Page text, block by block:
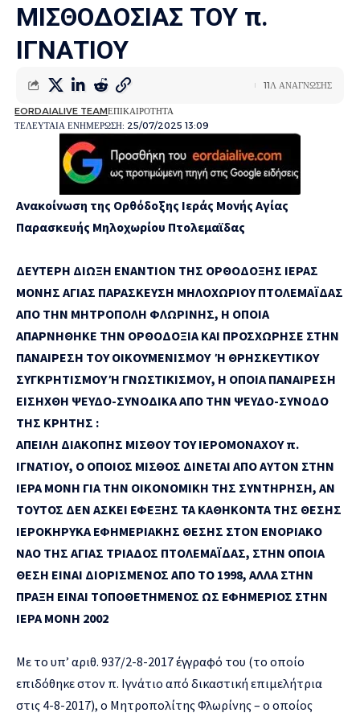
ΜΙΣΘΟΔΟΣΙΑΣ ΤΟΥ π.
ΙΓΝΑΤΙΟΥ
ΤΕΛΕΥΤΑΙΑ ΕΝΗΜΕΡΩΣΗ: 25/07/2025 13:09
EORDAIALIVE TEAMΕΠΙΚΑΙΡΟΤΗΤΑ
11Λ ΑΝΑΓΝΩΣΗΣ
Ανακοίνωση της Ορθόδοξης Ιεράς Μονής Αγίας
Παρασκευής Μηλοχωρίου Πτολεμαϊδας
ΔΕΥΤΕΡΗ ΔΙΩΞΗ ΕΝΑΝΤΙΟΝ ΤΗΣ ΟΡΘΟΔΟΞΗΣ ΙΕΡΑΣ
ΜΟΝΗΣ ΑΓΙΑΣ ΠΑΡΑΣΚΕΥΣΗ ΜΗΛΟΧΩΡΙΟΥ ΠΤΟΛΕΜΑΪΔΑΣ
ΑΠΟ ΤΗΝ ΜΗΤΡΟΠΟΛΗ ΦΛΩΡΙΝΗΣ, Η ΟΠΟΙΑ
ΑΠΑΡΝΗΘΗΚΕ ΤΗΝ ΟΡΘΟΔΟΞΙΑ ΚΑΙ ΠΡΟΣΧΩΡΗΣΕ ΣΤΗΝ
ΠΑΝΑΙΡΕΣΗ ΤΟΥ ΟΙΚΟΥΜΕΝΙΣΜΟΥ Ή ΘΡΗΣΚΕΥΤΙΚΟΥ
ΣΥΓΚΡΗΤΙΣΜΟΥ Ή ΓΝΩΣΤΙΚΙΣΜΟΥ, Η ΟΠΟΙΑ ΠΑΝΑΙΡΕΣΗ
ΕΙΣΗΧΘΗ ΨΕΥΔΟ-ΣΥΝΟΔΙΚΑ ΑΠΟ ΤΗΝ ΨΕΥΔΟ-ΣΥΝΟΔΟ
ΤΗΣ ΚΡΗΤΗΣ :
ΑΠΕΙΛΗ ΔΙΑΚΟΠΗΣ ΜΙΣΘΟΥ ΤΟΥ ΙΕΡΟΜΟΝΑΧΟΥ π.
ΙΓΝΑΤΙΟΥ, Ο ΟΠΟΙΟΣ ΜΙΣΘΟΣ ΔΙΝΕΤΑΙ ΑΠΟ ΑΥΤΟΝ ΣΤΗΝ
ΙΕΡΑ ΜΟΝΗ ΓΙΑ ΤΗΝ ΟΙΚΟΝΟΜΙΚΗ ΤΗΣ ΣΥΝΤΗΡΗΣΗ, ΑΝ
ΤΟΥΤΟΣ ΔΕΝ ΑΣΚΕΙ ΕΦΕΞΗΣ ΤΑ ΚΑΘΗΚΟΝΤΑ ΤΗΣ ΘΕΣΗΣ
ΙΕΡΟΚΗΡΥΚΑ ΕΦΗΜΕΡΙΑΚΗΣ ΘΕΣΗΣ ΣΤΟΝ ΕΝΟΡΙΑΚΟ
ΝΑΟ ΤΗΣ ΑΓΙΑΣ ΤΡΙΑΔΟΣ ΠΤΟΛΕΜΑΪΔΑΣ, ΣΤΗΝ ΟΠΟΙΑ
ΘΕΣΗ ΕΙΝΑΙ ΔΙΟΡΙΣΜΕΝΟΣ ΑΠΟ ΤΟ 1998, ΑΛΛΑ ΣΤΗΝ
ΠΡΑΞΗ ΕΙΝΑΙ ΤΟΠΟΘΕΤΗΜΕΝΟΣ ΩΣ ΕΦΗΜΕΡΙΟΣ ΣΤΗΝ
ΙΕΡΑ ΜΟΝΗ 2002
Με το υπ’ αριθ. 937/2-8-2017 έγγραφό του (το οποίο
επιδόθηκε στον π. Ιγνάτιο από δικαστική επιμελήτρια
στις 4-8-2017), ο Μητροπολίτης Φλωρίνης – ο οποίος